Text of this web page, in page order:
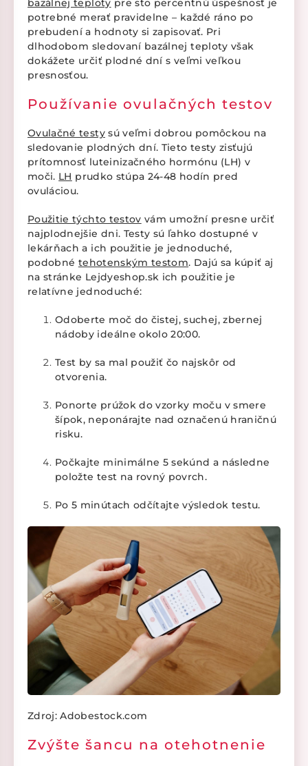
bazálnej teploty pre sto percentnú úspešnosť je
potrebné merať pravidelne – každé ráno po
prebudení a hodnoty si zapisovať. Pri
dlhodobom sledovaní bazálnej teploty však
dokážete určiť plodné dní s veľmi veľkou
presnosťou.
Používanie ovulačných testov
Ovulačné testysú veľmi dobrou pomôckou na
sledovanie plodných dní. Tieto testy zisťujú
prítomnosť luteinizačného hormónu (LH) v
moči. LH prudko stúpa 24-48 hodín pred
ovuláciou.
Použitie týchto testov vám umožní presne určiť
najplodnejšie dni. Testy sú ľahko dostupné v
lekárňach a ich použitie je jednoduché,
podobné tehotenským testom. Dajú sa kúpiť aj
na stránke Lejdyeshop.sk ich použitie je
relatívne jednoduché:
Odoberte moč do čistej, suchej, zbernej
nádoby ideálne okolo 20:00.
Test by sa mal použiť čo najskôr od
otvorenia.
Ponorte prúžok do vzorky moču v smere
šípok, neponárajte nad označenú hraničnú
risku.
Počkajte minimálne 5 sekúnd a následne
položte test na rovný povrch.
Po 5 minútach odčítajte výsledok testu.
Zdroj: Adobestock.com
Zvýšte šancu na otehotnenie